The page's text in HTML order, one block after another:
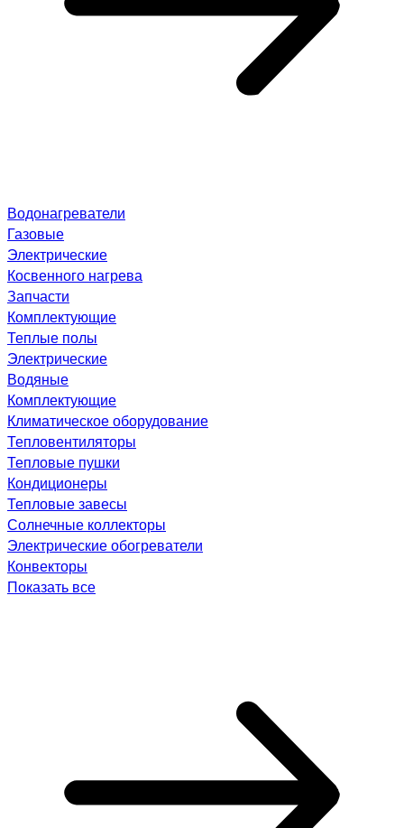
Водонагреватели
Газовые
Электрические
Косвенного нагрева
Запчасти
Комплектующие
Теплые полы
Электрические
Водяные
Комплектующие
Климатическое оборудование
Тепловентиляторы
Тепловые пушки
Кондиционеры
Тепловые завесы
Солнечные коллекторы
Электрические обогреватели
Конвекторы
Показать все